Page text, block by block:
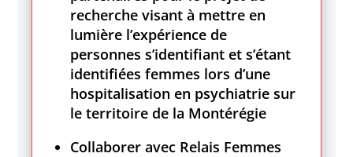
recherche visant à mettre en
lumière l’expérience de
personnes s’identifiant et s’étant
identifiées femmes lors d’une
hospitalisation en psychiatrie sur
le territoire de la Montérégie
Collaborer avec Relais Femmes